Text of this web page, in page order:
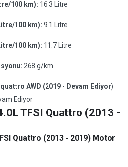
100 km): 16.3 Litre
100 km): 9.1 Litre
100 km): 11.7 Litre
268 g/km
AWD (2019 - Devam Ediyor)
Ediyor
TFSI Quattro (2013 -
Quattro (2013 - 2019) Motor